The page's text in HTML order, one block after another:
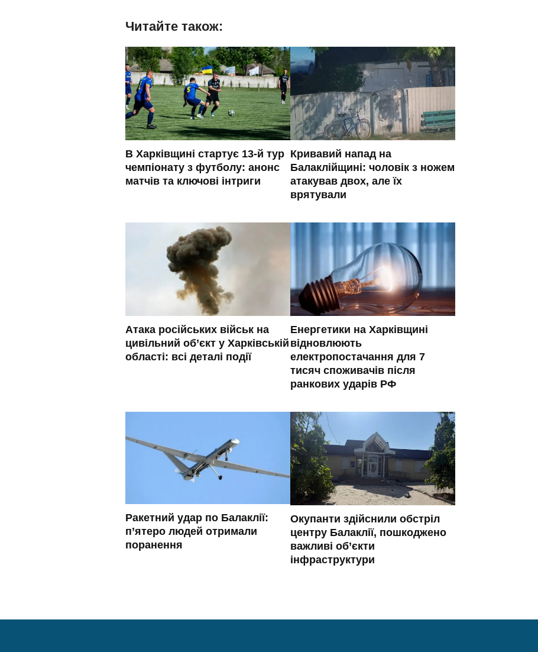
Читайте також:
В Харківщині стартує 13-й тур
чемпіонату з футболу: анонс
матчів та ключові інтриги
Кривавий напад на
Балаклійщині: чоловік з ножем
атакував двох, але їх
врятували
Атака російських військ на
цивільний об’єкт у Харківській
області: всі деталі події
Енергетики на Харківщині
відновлюють
електропостачання для 7
тисяч споживачів після
ранкових ударів РФ
Ракетний удар по Балаклії:
п’ятеро людей отримали
поранення
Окупанти здійснили обстріл
центру Балаклії, пошкоджено
важливі об’єкти
інфраструктури